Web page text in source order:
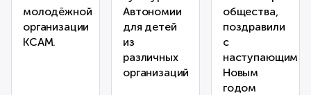
молодёжной
организации
КСАМ.
Автономии
для детей
из
различных
организаций
общества,
поздравили
с
наступающим
Новым
годом